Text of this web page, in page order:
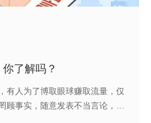
了解吗？
有人为了博取眼球赚取流量，仅
顾事实，随意发表不当言论，通